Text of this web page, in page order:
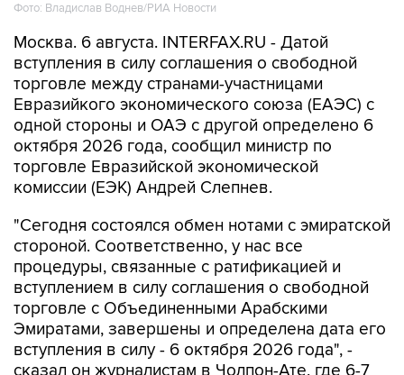
Фото: Владислав Воднев/РИА Новости
Москва. 6 августа. INTERFAX.RU - Датой
вступления в силу соглашения о свободной
торговле между странами-участницами
Евразийкого экономического союза (ЕАЭС) с
одной стороны и ОАЭ с другой определено 6
октября 2026 года, сообщил министр по
торговле Евразийской экономической
комиссии (ЕЭК) Андрей Слепнев.
"Сегодня состоялся обмен нотами с эмиратской
стороной. Соответственно, у нас все
процедуры, связанные с ратификацией и
вступлением в силу соглашения о свободной
торговле с Объединенными Арабскими
Эмиратами, завершены и определена дата его
вступления в силу - 6 октября 2026 года", -